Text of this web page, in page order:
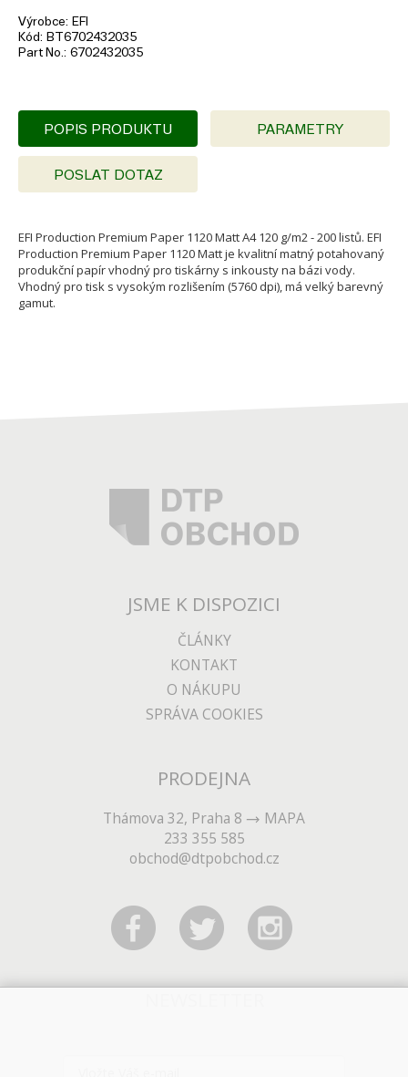
Výrobce
EFI
Kód
BT6702432035
Part No. 6702432035
POPIS PRODUKTU PARAMETRY
POSLAT DOTAZ
EFI Production Premium Paper 1120 Matt A4 120 g/m2 - 200 listů. EFI
Production Premium Paper 1120 Matt je kvalitní matný potahovaný
produkční papír vhodný pro tiskárny s inkousty na bázi vody.
Vhodný pro tisk s vysokým rozlišením (5760 dpi), má velký barevný
gamut.
JSME K DISPOZICI
ČLÁNKY
KONTAKT
O NÁKUPU
SPRÁVA COOKIES
PRODEJNA
Thámova 32, Praha 8
MAPA
233 355 585
obchod@dtpobchod.cz